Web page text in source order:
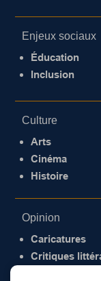
Enjeux sociaux
Éducation
Inclusion
Culture
Arts
Cinéma
Histoire
Opinion
Caricatures
Critiques